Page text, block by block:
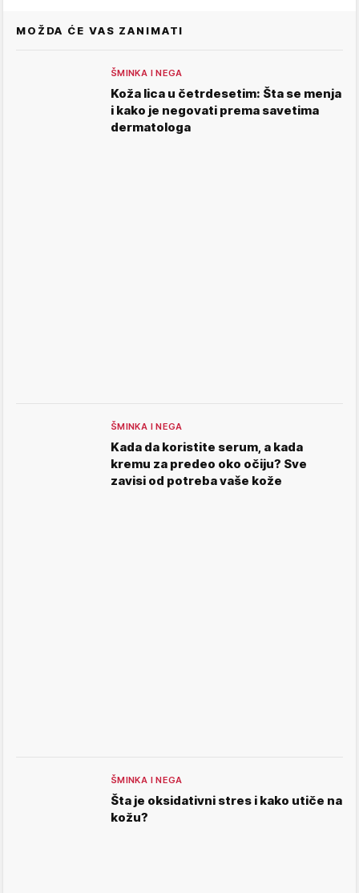
MOŽDA ĆE VAS ZANIMATI
ŠMINKA I NEGA
Koža lica u četrdesetim: Šta se menja
i kako je negovati prema savetima
dermatologa
ŠMINKA I NEGA
Kada da koristite serum, a kada
kremu za predeo oko očiju? Sve
zavisi od potreba vaše kože
ŠMINKA I NEGA
Šta je oksidativni stres i kako utiče na
kožu?